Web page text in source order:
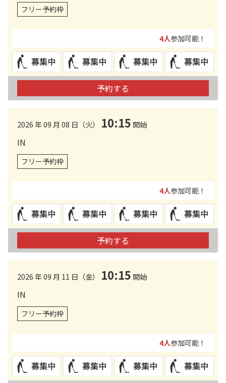
フリー予約枠
4人参加可能！
予約する
2026 年 09 月 08 日（火） 10:15 開始
IN
フリー予約枠
4人参加可能！
予約する
2026 年 09 月 11 日（金） 10:15 開始
IN
フリー予約枠
4人参加可能！